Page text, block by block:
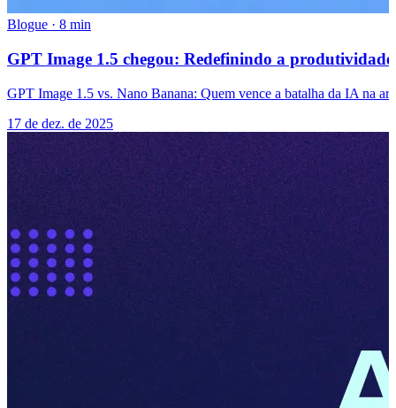
Blogue · 8 min
GPT Image 1.5 chegou: Redefinindo a
GPT Image 1.5 vs. Nano Banana: Quem vence a batalha da IA na
17 de dez. de 2025